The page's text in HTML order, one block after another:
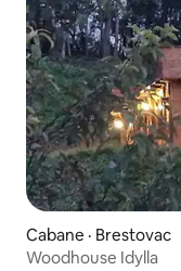
Cabane · Brestovac
Woodhouse Idylla